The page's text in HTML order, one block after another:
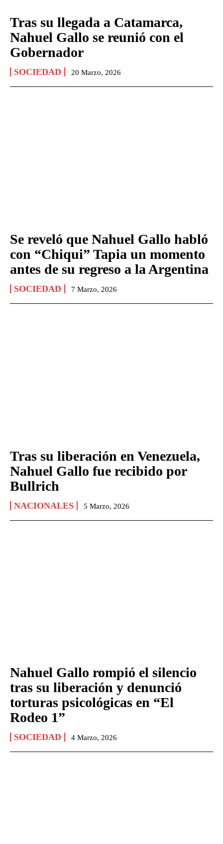
Tras su llegada a Catamarca,
Nahuel Gallo se reunió con el
Gobernador
SOCIEDAD 20 Marzo, 2026
Se reveló que Nahuel Gallo habló
con “Chiqui” Tapia un momento
antes de su regreso a la Argentina
SOCIEDAD 7 Marzo, 2026
Tras su liberación en Venezuela,
Nahuel Gallo fue recibido por
Bullrich
NACIONALES 5 Marzo, 2026
Nahuel Gallo rompió el silencio
tras su liberación y denunció
torturas psicológicas en “El
Rodeo 1”
SOCIEDAD 4 Marzo, 2026